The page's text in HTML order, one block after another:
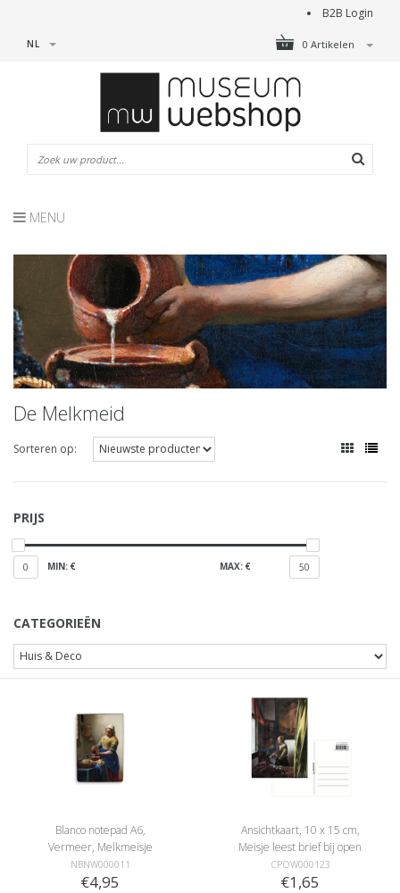
B2B Login
0 Artikelen
NL
MENU
De Melkmeid
Sorteren op:
PRIJS
0 MIN: € MAX: € 50
CATEGORIEËN
Blanco notepad A6,
Vermeer, Melkmeisje
NBNW000011
€4,95
Ansichtkaart, 10 x 15 cm,
Meisje leest brief bij open
venster, Vermeer
CPOW000123
€1,65